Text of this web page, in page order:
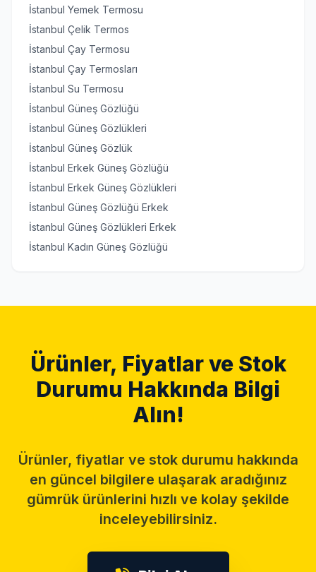
İstanbul Yemek Termosu
İstanbul Çelik Termos
İstanbul Çay Termosu
İstanbul Çay Termosları
İstanbul Su Termosu
İstanbul Güneş Gözlüğü
İstanbul Güneş Gözlükleri
İstanbul Güneş Gözlük
İstanbul Erkek Güneş Gözlüğü
İstanbul Erkek Güneş Gözlükleri
İstanbul Güneş Gözlüğü Erkek
İstanbul Güneş Gözlükleri Erkek
İstanbul Kadın Güneş Gözlüğü
Ürünler, Fiyatlar ve Stok
Durumu Hakkında Bilgi
Alın!
Ürünler, fiyatlar ve stok durumu hakkında
en güncel bilgilere ulaşarak aradığınız
gümrük ürünlerini hızlı ve kolay şekilde
inceleyebilirsiniz.